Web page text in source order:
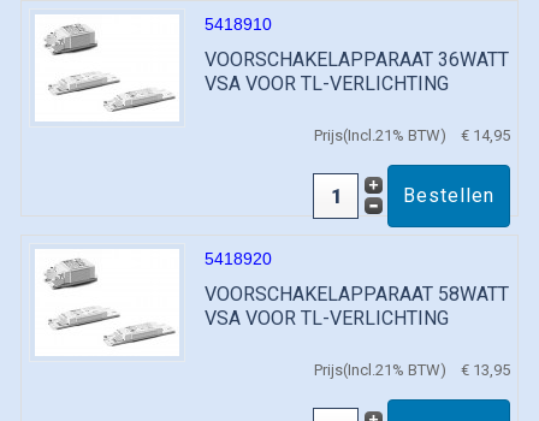
5418910
VOORSCHAKELAPPARAAT 36WATT
VSA VOOR TL-VERLICHTING
Prijs(Incl.21% BTW) € 14,95
5418920
VOORSCHAKELAPPARAAT 58WATT
VSA VOOR TL-VERLICHTING
Prijs(Incl.21% BTW) € 13,95